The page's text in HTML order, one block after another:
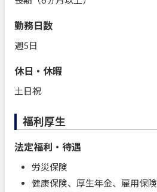
勤務日数
週5日
休日・休暇
土日祝
福利厚生
法定福利・待遇
労災保険
健康保険、厚生年金、雇用保険